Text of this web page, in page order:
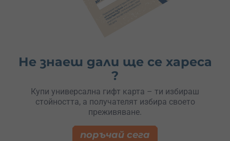
Не знаеш дали ще се хареса
?
Купи универсална гифт карта – ти избираш
стойността, а получателят избира своето
преживяване.
поръчай сега